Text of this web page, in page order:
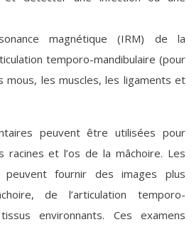
magnétique (IRM) de la
temporo-mandibulaire (pour
mous, les muscles, les ligaments et
peuvent être utilisées pour
racines et l’os de la mâchoire. Les
fournir des images plus
de l’articulation temporo-
environnants. Ces examens